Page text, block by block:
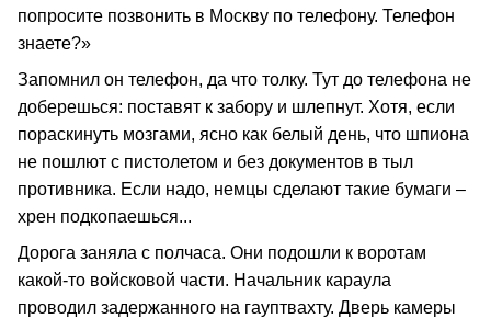
попросите позвонить в Москву по телефону. Телефон
знаете?»
Запомнил он телефон, да что толку. Тут до телефона не
доберешься: поставят к забору и шлепнут. Хотя, если
пораскинуть мозгами, ясно как белый день, что шпиона
не пошлют с пистолетом и без документов в тыл
противника. Если надо, немцы сделают такие бумаги –
хрен подкопаешься...
Дорога заняла с полчаса. Они подошли к воротам
какой-то войсковой части. Начальник караула
проводил задержанного на гауптвахту. Дверь камеры